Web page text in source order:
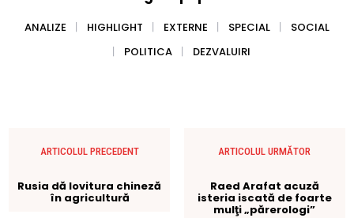
ANALIZE HIGHLIGHT EXTERNE SPECIAL
SOCIAL
POLITICA
DEZVALUIRI
ARTICOLUL PRECEDENT
Rusia dă lovitura chineză
în agricultură
ARTICOLUL URMĂTOR
Raed Arafat acuză
isteria iscată de foarte
mulţi „părerologi”